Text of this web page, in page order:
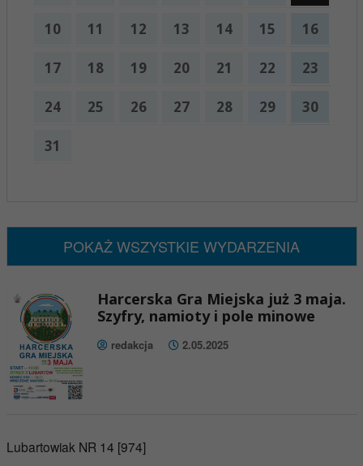
10 11 12 13 14 15 16
17 18 19 20 21 22 23
24 25 26 27 28 29 30
31
POKAŻ WSZYSTKIE WYDARZENIA
Harcerska Gra Miejska już 3 maja.
Szyfry, namioty i pole minowe
redakcja 2.05.2025
Lubartowiak NR 14 [974]